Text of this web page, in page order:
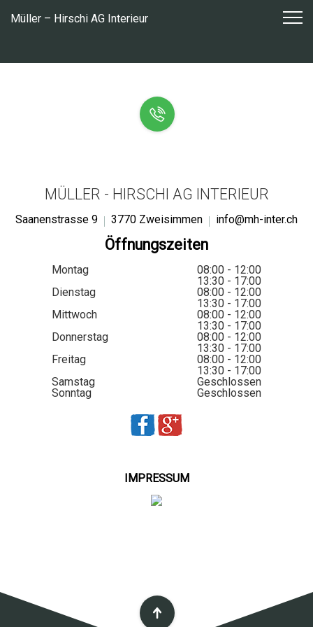
Inhalt
Müller – Hirschi AG Interieur
MÜLLER - HIRSCHI AG INTERIEUR
Saanenstrasse 9 3770 Zweisimmen info@mh-inter.ch
Öffnungszeiten
Montag
08:00 - 12:00
13:30 - 17:00
Dienstag
08:00 - 12:00
13:30 - 17:00
Mittwoch
08:00 - 12:00
13:30 - 17:00
Donnerstag
08:00 - 12:00
13:30 - 17:00
Freitag
08:00 - 12:00
13:30 - 17:00
Samstag
Geschlossen
Sonntag
Geschlossen
IMPRESSUM